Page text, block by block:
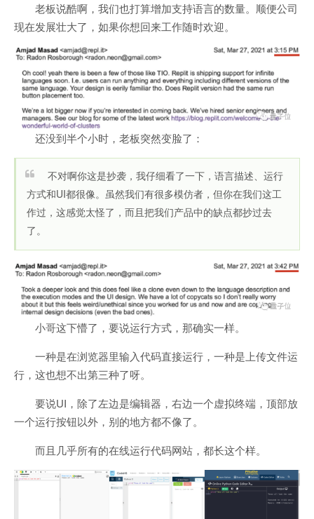
老板说酷啊，我们也打算增加支持语言的数量。顺便公司
现在发展壮大了，如果你想回来工作随时欢迎。
还没到半个小时，老板突然变脸了：
不对啊你这是抄袭，我仔细看了一下，语言描述、运行
方式和UI都很像。虽然我们有很多模仿者，但你在我们这工
作过，这感觉太怪了，而且把我们产品中的缺点都抄过去
了。
小哥这下懵了，要说运行方式，那确实一样。
一种是在浏览器里输入代码直接运行，一种是上传文件运
行，这也想不出第三种了呀。
要说UI，除了左边是编辑器，右边一个虚拟终端，顶部放
一个运行按钮以外，别的地方都不像了。
而且几乎所有的在线运行代码网站，都长这个样。